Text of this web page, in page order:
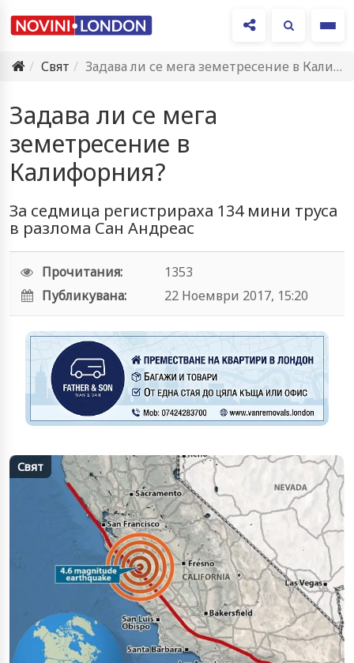
Свят
Задава ли се мега земетресение в Калифорния?
Задава ли се мега
земетресение в
Калифорния?
За седмица регистрираха 134 мини труса
в разлома Сан Андреас
Прочитания:
1353
Публикувана:
22 Ноември 2017, 15:20
Свят